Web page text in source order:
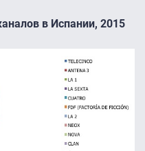
в Испании, 2015